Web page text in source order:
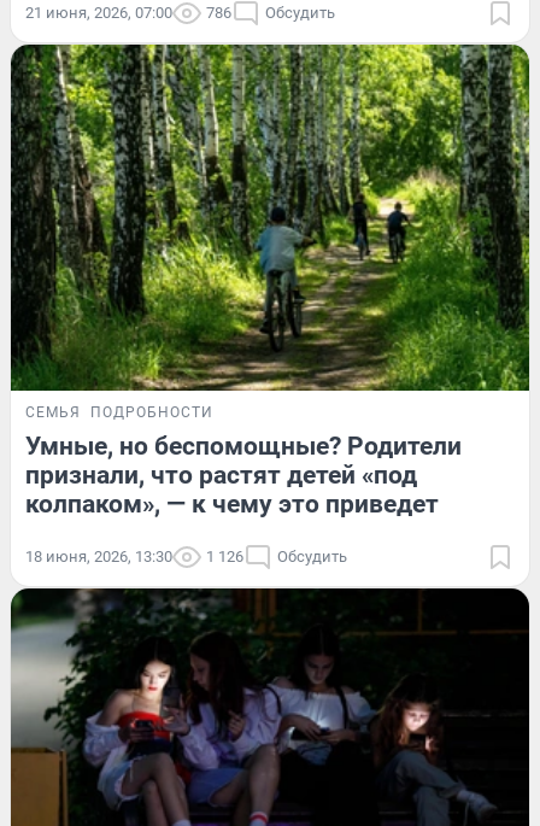
21 июня, 2026, 07:00 786 Обсудить
СЕМЬЯ ПОДРОБНОСТИ
Умные, но беспомощные? Родители
признали, что растят детей «под
колпаком», — к чему это приведет
18 июня, 2026, 13:30 1 126 Обсудить